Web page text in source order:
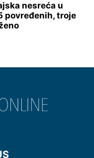
nesreća u
povređenih, troje